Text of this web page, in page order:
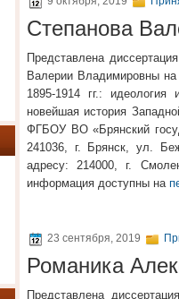
Степанова
Представлена
Валерии Владимировны на
1895-1914 гг.:
новейшая история
ФГБОУ ВО «Брянский
241036, г. Брянск, ул.
адресу: 214000, г.
информация доступны на
23 сентября, 2019
Романика
Представлена